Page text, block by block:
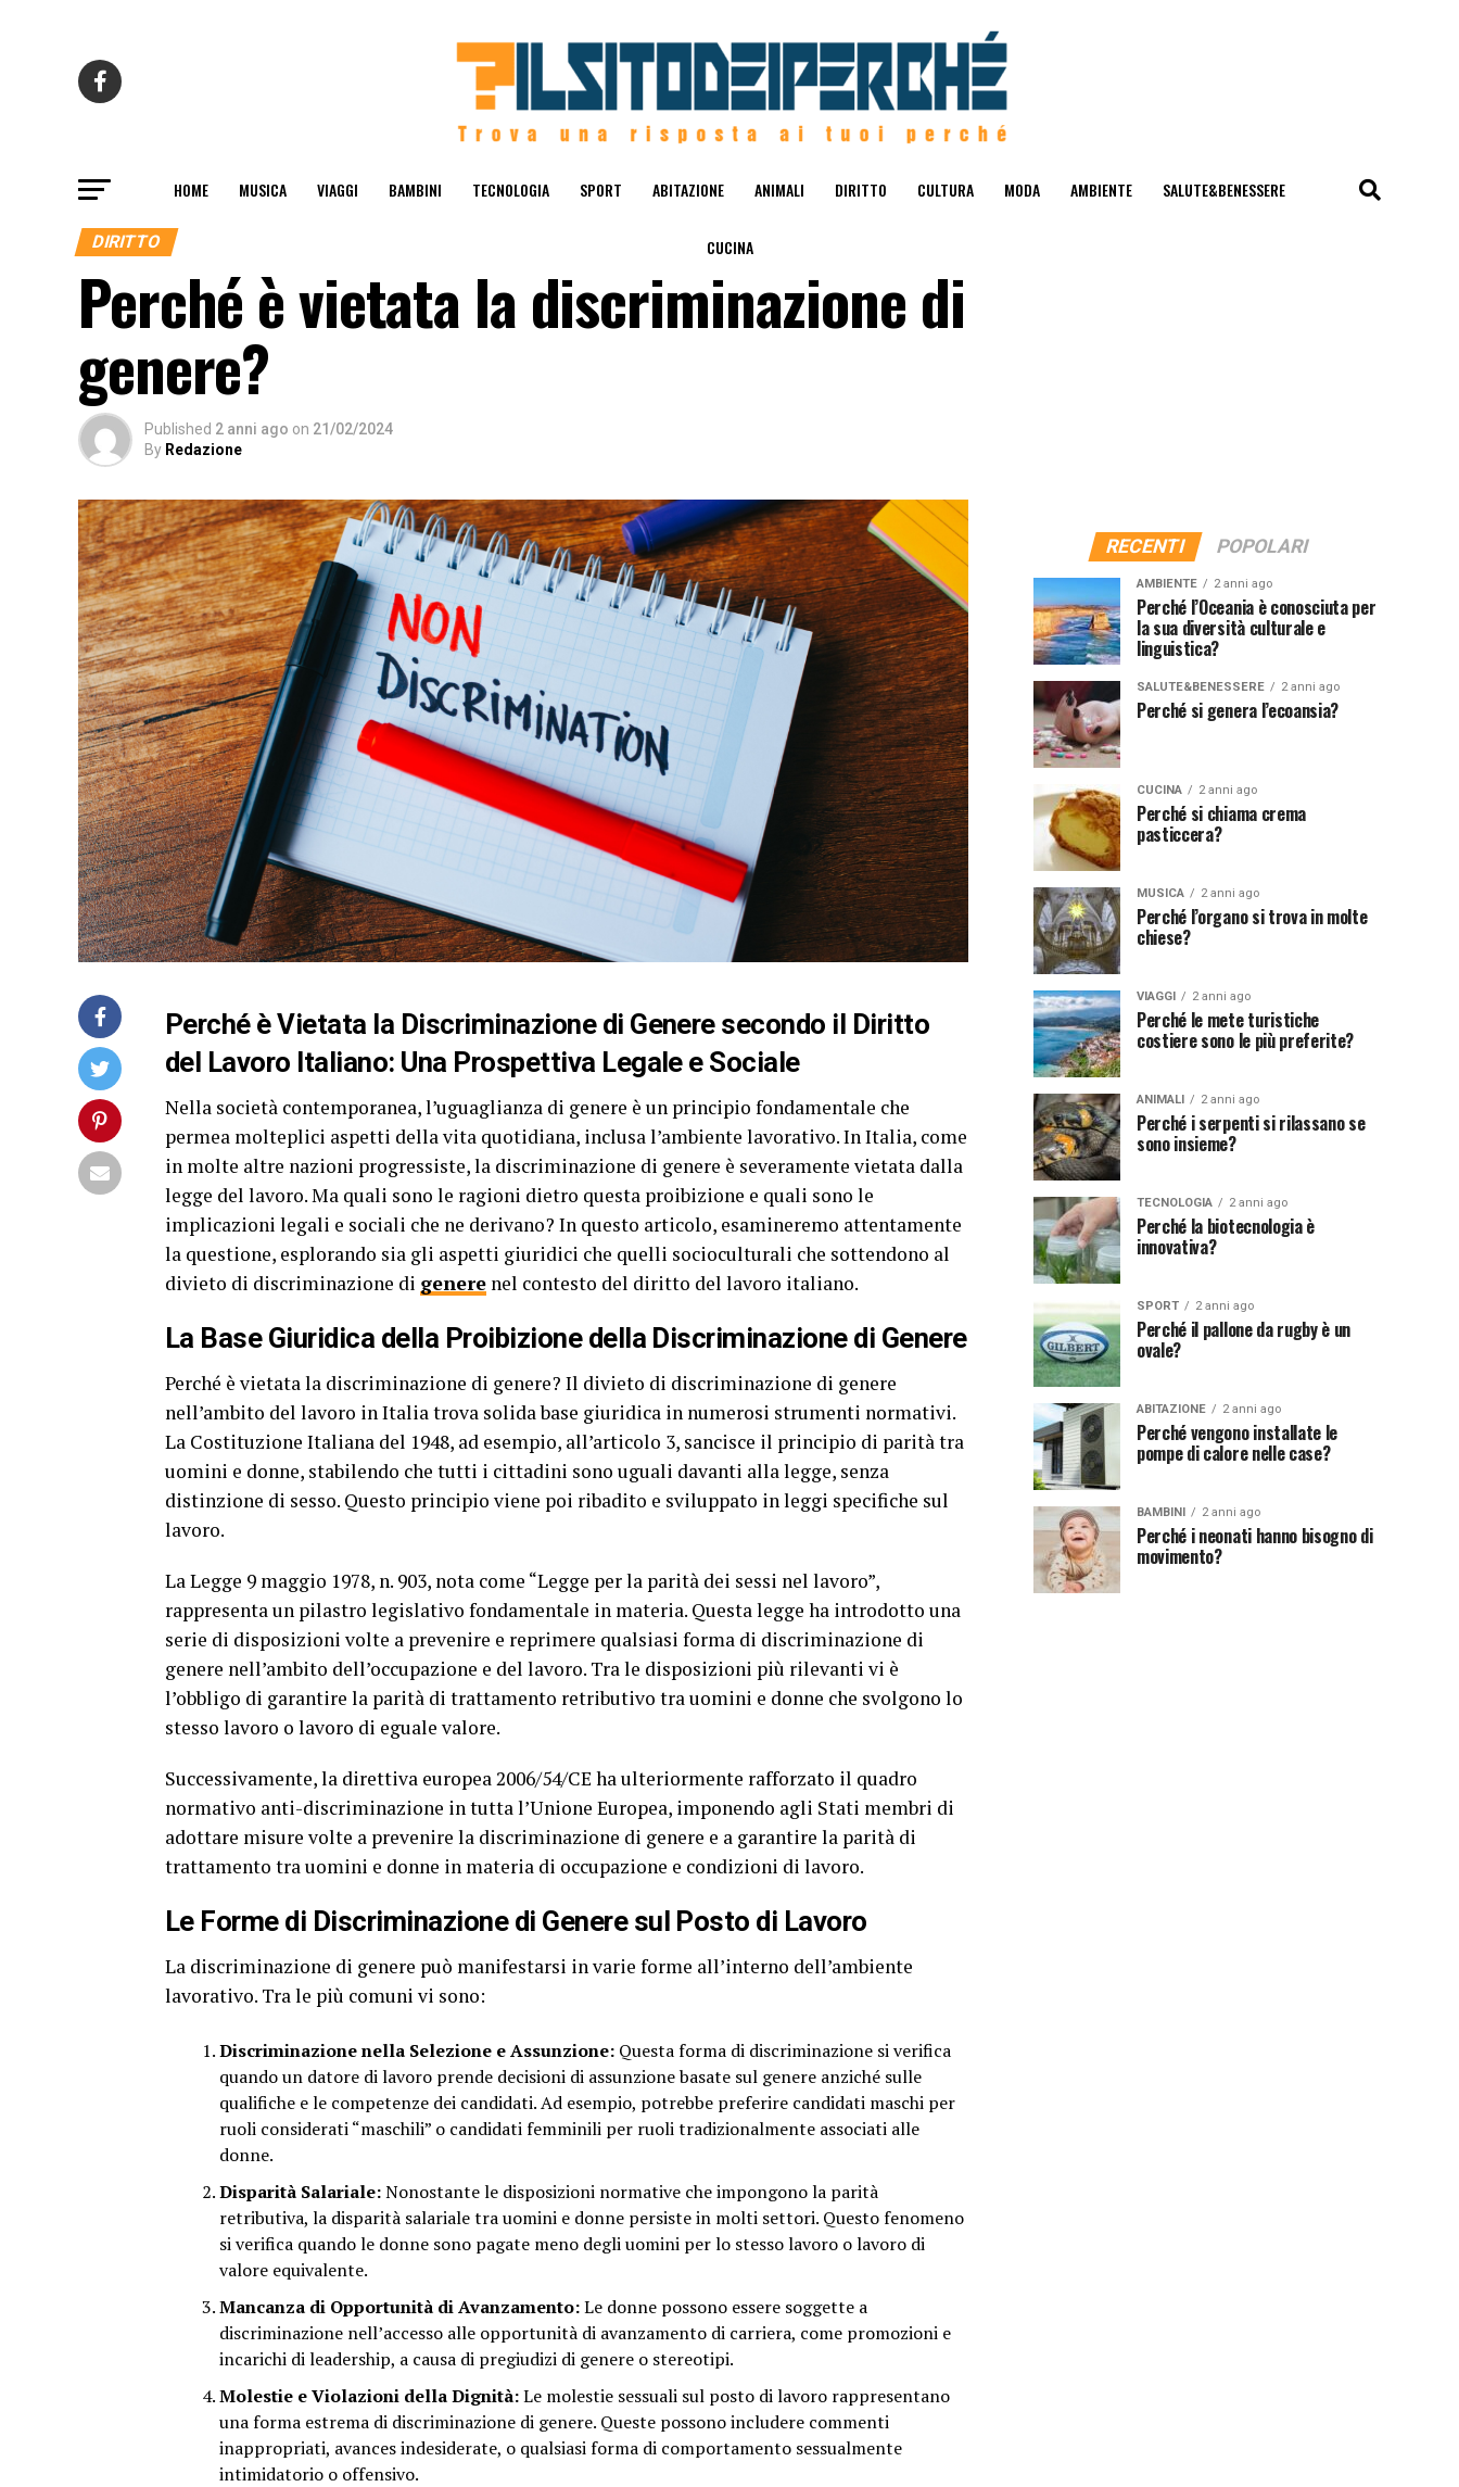
HOME MUSICA VIAGGI BAMBINI TECNOLOGIA SPORT ABITAZIONE ANIMALI DIRITTO CULTURA MODA AMBIENTE SALUTE&BENESSERE
CUCINA
DIRITTO
Perché è vietata la discriminazione di
genere?
Published 2 anni ago on 21/02/2024
By Redazione
Perché è Vietata la Discriminazione di Genere secondo il Diritto
del Lavoro Italiano: Una Prospettiva Legale e Sociale
Nella società contemporanea, l’uguaglianza di genere è un principio fondamentale che
permea molteplici aspetti della vita quotidiana, inclusa l’ambiente lavorativo. In Italia, come
in molte altre nazioni progressiste, la discriminazione di genere è severamente vietata dalla
legge del lavoro. Ma quali sono le ragioni dietro questa proibizione e quali sono le
implicazioni legali e sociali che ne derivano? In questo articolo, esamineremo attentamente
la questione, esplorando sia gli aspetti giuridici che quelli socioculturali che sottendono al
divieto di discriminazione di genere nel contesto del diritto del lavoro italiano.
La Base Giuridica della Proibizione della Discriminazione di Genere
Perché è vietata la discriminazione di genere? Il divieto di discriminazione di genere
nell’ambito del lavoro in Italia trova solida base giuridica in numerosi strumenti normativi.
La Costituzione Italiana del 1948, ad esempio, all’articolo 3, sancisce il principio di parità tra
uomini e donne, stabilendo che tutti i cittadini sono uguali davanti alla legge, senza
distinzione di sesso. Questo principio viene poi ribadito e sviluppato in leggi specifiche sul
lavoro.
La Legge 9 maggio 1978, n. 903, nota come “Legge per la parità dei sessi nel lavoro”,
rappresenta un pilastro legislativo fondamentale in materia. Questa legge ha introdotto una
serie di disposizioni volte a prevenire e reprimere qualsiasi forma di discriminazione di
genere nell’ambito dell’occupazione e del lavoro. Tra le disposizioni più rilevanti vi è
l’obbligo di garantire la parità di trattamento retributivo tra uomini e donne che svolgono lo
stesso lavoro o lavoro di eguale valore.
Successivamente, la direttiva europea 2006/54/CE ha ulteriormente rafforzato il quadro
normativo anti-discriminazione in tutta l’Unione Europea, imponendo agli Stati membri di
adottare misure volte a prevenire la discriminazione di genere e a garantire la parità di
trattamento tra uomini e donne in materia di occupazione e condizioni di lavoro.
Le Forme di Discriminazione di Genere sul Posto di Lavoro
La discriminazione di genere può manifestarsi in varie forme all’interno dell’ambiente
lavorativo. Tra le più comuni vi sono:
Discriminazione nella Selezione e Assunzione: Questa forma di discriminazione si verifica
quando un datore di lavoro prende decisioni di assunzione basate sul genere anziché sulle
qualifiche e le competenze dei candidati. Ad esempio, potrebbe preferire candidati maschi per
ruoli considerati “maschili” o candidati femminili per ruoli tradizionalmente associati alle
donne.
Disparità Salariale:Nonostante le disposizioni normative che impongono la parità
retributiva, la disparità salariale tra uomini e donne persiste in molti settori. Questo fenomeno
si verifica quando le donne sono pagate meno degli uomini per lo stesso lavoro o lavoro di
valore equivalente.
Mancanza di Opportunità di Avanzamento:Le donne possono essere soggette a
discriminazione nell’accesso alle opportunità di avanzamento di carriera, come promozioni e
incarichi di leadership, a causa di pregiudizi di genere o stereotipi.
Molestie e Violazioni della Dignità:Le molestie sessuali sul posto di lavoro rappresentano
una forma estrema di discriminazione di genere. Queste possono includere commenti
inappropriati, avances indesiderate, o qualsiasi forma di comportamento sessualmente
intimidatorio o offensivo.
RECENTI POPOLARI
AMBIENTE 2 anni ago
Perché l’Oceania è conosciuta per
la sua diversità culturale e
linguistica?
SALUTE&BENESSERE 2 anni ago
Perché si genera l’ecoansia?
CUCINA 2 anni ago
Perché si chiama crema
pasticcera?
MUSICA 2 anni ago
Perché l’organo si trova in molte
chiese?
VIAGGI 2 anni ago
Perché le mete turistiche
costiere sono le più preferite?
ANIMALI 2 anni ago
Perché i serpenti si rilassano se
sono insieme?
TECNOLOGIA 2 anni ago
Perché la biotecnologia è
innovativa?
SPORT 2 anni ago
Perché il pallone da rugby è un
ovale?
ABITAZIONE 2 anni ago
Perché vengono installate le
pompe di calore nelle case?
BAMBINI 2 anni ago
Perché i neonati hanno bisogno di
movimento?